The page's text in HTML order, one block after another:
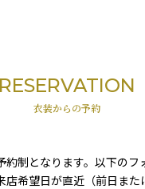
RESERVATION
衣装からの予約
約制となります。以下の
店希望日が直近（前日ま